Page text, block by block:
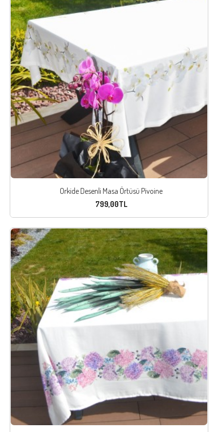
Orkide Desenli Masa Örtüsü Pivoine
799,00TL